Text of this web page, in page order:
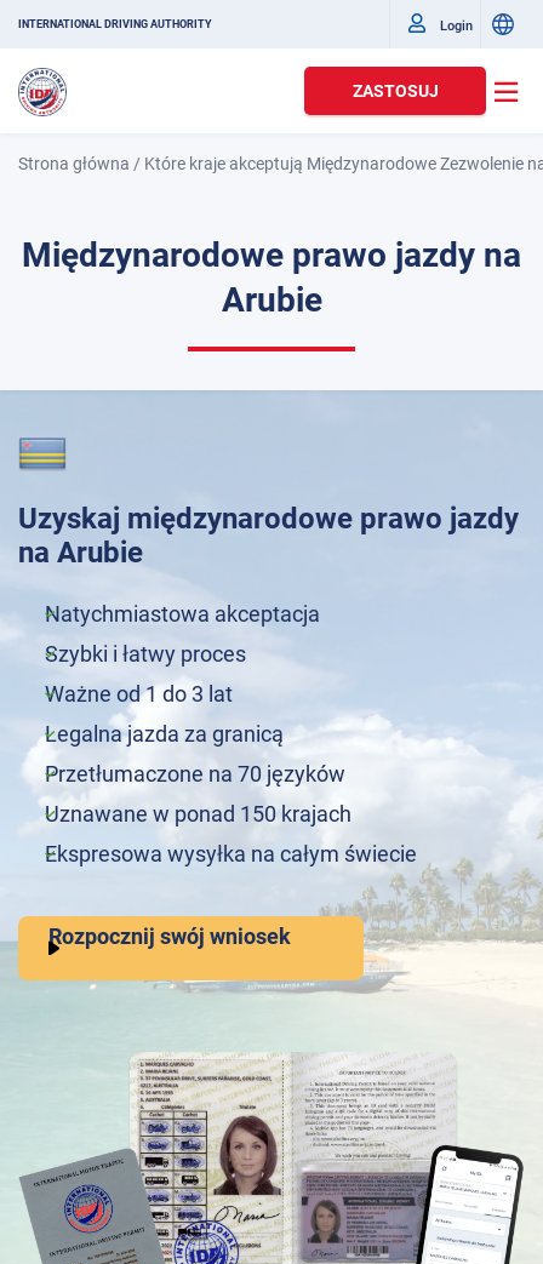
INTERNATIONAL DRIVING AUTHORITY Login
ZASTOSUJ
Strona główna / Które kraje akceptują Międzynarodowe Zezwolenie
Międzynarodowe prawo jazdy na
Arubie
Uzyskaj międzynarodowe prawo jazdy
na Arubie
Natychmiastowa akceptacja
Szybki i łatwy proces
Ważne od 1 do 3 lat
Legalna jazda za granicą
Przetłumaczone na 70 języków
Uznawane w ponad 150 krajach
Ekspresowa wysyłka na całym świecie
Rozpocznij swój wniosek